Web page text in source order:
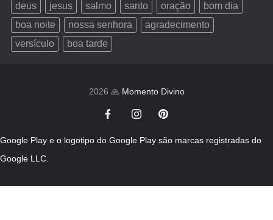
deus jesus salmo santo oração
bom dia
boa noite
nossa senhora
agradecimento
versículo
boa tarde
2026 🙏 Momento Divino
Google Play e o logotipo do Google Play são marcas registradas do
Google LLC.